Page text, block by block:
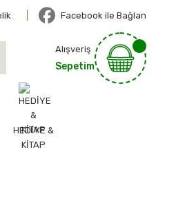
Facebook ile Bağlan
Alışveriş
Sepetim
HEDİYE &
KİTAP